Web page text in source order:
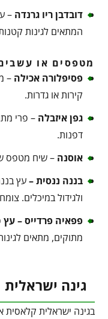
דובדבן ריו גרנדה–
המתאים לגינות
מטפסים או
פסיפלורה אכילה –
קירות או גדרות.
גפן איזבלה – פרי
דפנות.
אוסנה– שיח מטפס
בננה ננסית –עץ
ולגידול במיכלים.
פפאיה פרדייס – עץ
מתוקים, מתאים
גינה ישראלית
בגינה ישראלית